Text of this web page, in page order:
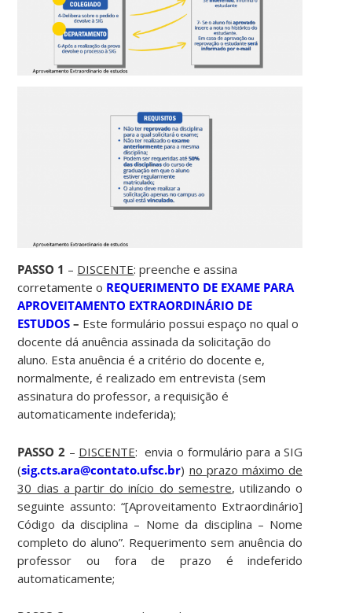
PASSO 1 – DISCENTE: preenche e assina
corretamente o REQUERIMENTO DE EXAME PARA
APROVEITAMENTO EXTRAORDINÁRIO DE
ESTUDOS– Este formulário possui espaço no qual o
docente dá anuência assinada da solicitação do
aluno. Esta anuência é a critério do docente e,
normalmente, é realizado em entrevista (sem
assinatura do professor, a requisição é
automaticamente indeferida);
PASSO 2 – DISCENTE: envia o formulário para a SIG
(sig.cts.ara@contato.ufsc.br) no prazo máximo de
30 dias a partir do início do semestre, utilizando o
seguinte assunto: “[Aproveitamento Extraordinário]
Código da disciplina – Nome da disciplina – Nome
completo do aluno”. Requerimento sem anuência do
professor ou fora de prazo é indeferido
automaticamente;